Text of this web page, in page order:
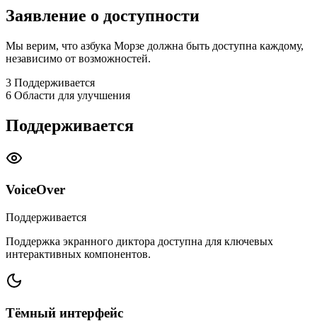
Заявление о доступности
Мы верим, что азбука Морзе должна быть доступна каждому,
независимо от возможностей.
3 Поддерживается
6 Области для улучшения
Поддерживается
VoiceOver
Поддерживается
Поддержка экранного диктора доступна для ключевых
интерактивных компонентов.
Тёмный интерфейс